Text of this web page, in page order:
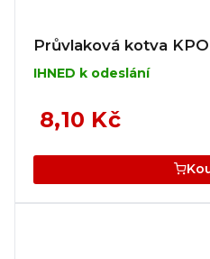
Průvlaková kotva
IHNED k odeslání
8,10 Kč